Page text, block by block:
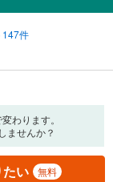
147件
わります。
ませんか？
い 無料